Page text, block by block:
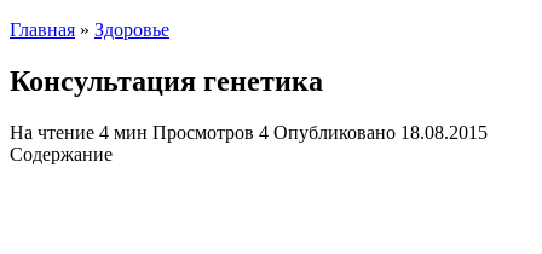
Главная » Здоровье
Консультация генетика
На чтение 4 мин Просмотров 4 Опубликовано 18.08.2015
Содержание